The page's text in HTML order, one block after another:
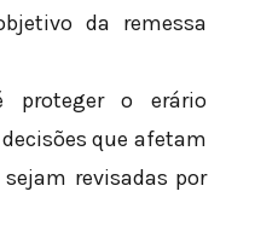
da remessa
proteger o erário
que afetam
revisadas por